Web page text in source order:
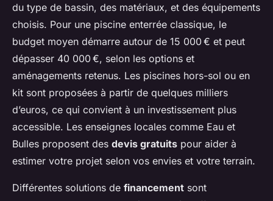
du type de bassin, des matériaux, et des équipements
choisis. Pour une piscine enterrée classique, le
budget moyen démarre autour de 15 000 € et peut
dépasser 40 000 €, selon les options et
aménagements retenus. Les piscines hors-sol ou en
kit sont proposées à partir de quelques milliers
d’euros, ce qui convient à un investissement plus
accessible. Les enseignes locales comme Eau et
Bulles proposent des devis gratuits pour aider à
estimer votre projet selon vos envies et votre terrain.
Différentes solutions de financement sont